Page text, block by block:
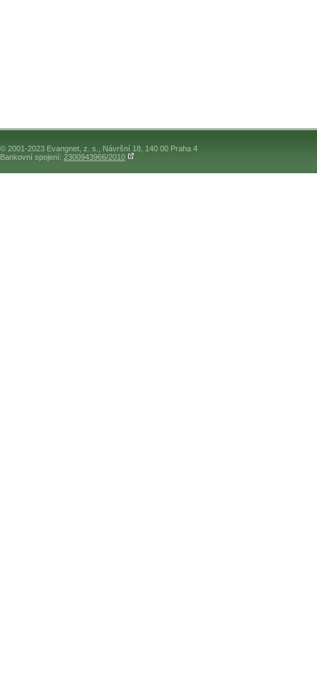
© 2001-2023 Evangnet, z. s., Návršní 18, 140 00 Praha 4
Bankovní spojení: 2300943966/2010